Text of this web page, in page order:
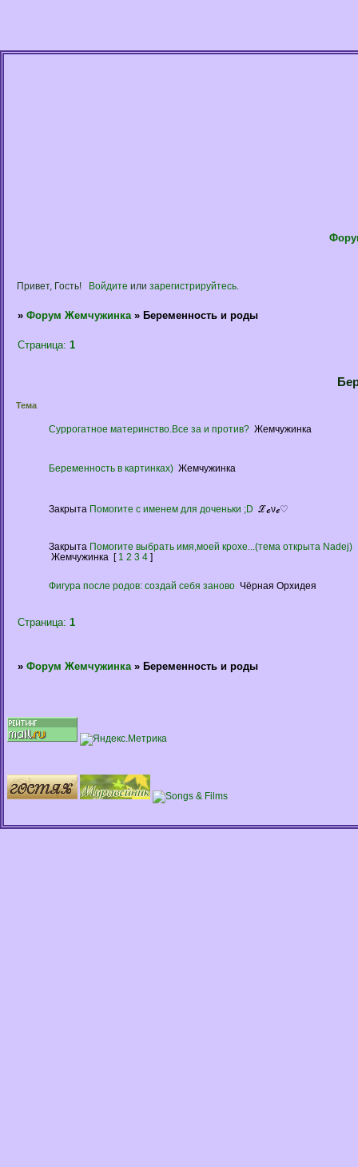
Привет, Гость! Войдите или зарегистрируйтесь.
» Форум Жемчужинка » Беременность и роды
Страница: 1
Тема
Суррогатное материнство.Все за и против? Жемчужинка
Беременность в картинках) Жемчужинка
Закрыта Помогите с именем для доченьки ;D ℒℴνℯ♡
Закрыта Помогите выбрать имя,моей крохе...(тема открыта Nadej)
Жемчужинка [ 1 2 3 4 ]
Фигура после родов: создай себя заново Чёрная Орхидея
Страница: 1
» Форум Жемчужинка » Беременность и роды